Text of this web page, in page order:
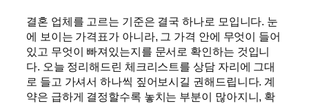
결혼 업체를 고르는 기준은 결국 하나로 모입니다. 눈
에 보이는 가격표가 아니라, 그 가격 안에 무엇이 들어
있고 무엇이 빠져있는지를 문서로 확인하는 것입니
다. 오늘 정리해드린 체크리스트를 상담 자리에 그대
로 들고 가셔서 하나씩 짚어보시길 권해드립니다. 계
약은 급하게 결정할수록 놓치는 부분이 많아지니, 확